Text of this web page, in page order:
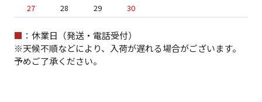
27
28 29 30
■ ：休業日（発送・電話受付）
※天候不順などにより、入荷が遅れる場合がございます。
予めご了承ください。